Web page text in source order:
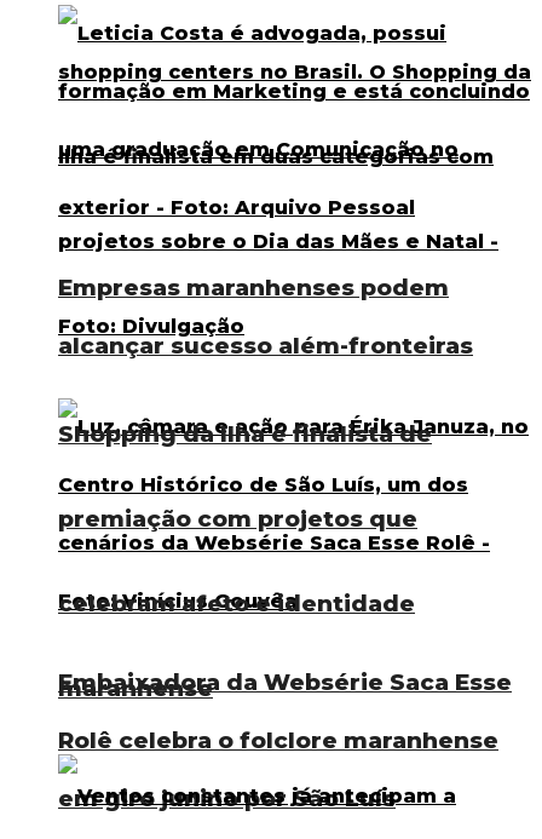
Empresas maranhenses podem
alcançar sucesso além-fronteiras
Embaixadora da Websérie Saca Esse
Rolê celebra o folclore maranhense
em giro junino por São Luís
Shopping da Ilha é finalista de
premiação com projetos que
celebram afeto e identidade
maranhense